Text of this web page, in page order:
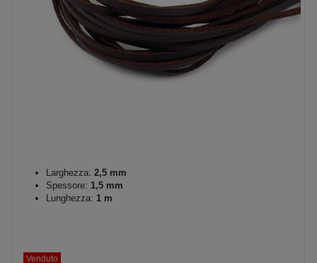
Larghezza: 2,5 mm
Spessore: 1,5 mm
Lunghezza: 1 m
Venduto